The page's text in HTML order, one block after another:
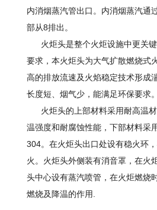
内消烟蒸汽管出口。内消烟蒸汽通
部从8排出。
火炬头是整个火炬设施中更关键
要求，本火炬头为大气扩散燃烧式
高的排放流速及火焰稳定技术形成
长度短、烟气少，能满足环保要求。
火炬头的上部材料采用耐高温材
温强度和耐腐蚀性能，下部材料采
304。在火炬头出口处设有稳火环
火。火炬头外侧装有消音罩，在火
头中心设有蒸汽喷管，在火炬燃烧
燃烧及降温的作用.